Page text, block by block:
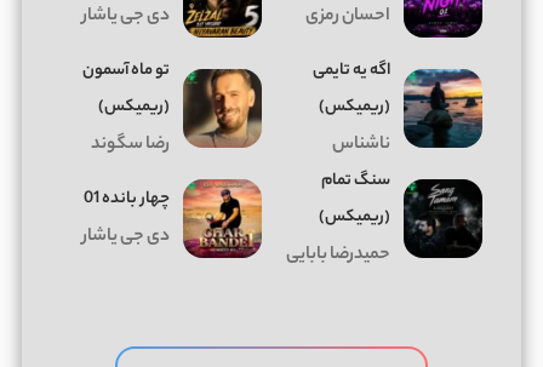
احسان رمزی دی جی یاشار
اگه یه تایمی
(ریمیکس)
ناشناس
تو ماه آسمون
(ریمیکس)
رضا سگوند
سنگ تمام
(ریمیکس)
حمیدرضا بابایی
چهار بانده 01
دی جی یاشار